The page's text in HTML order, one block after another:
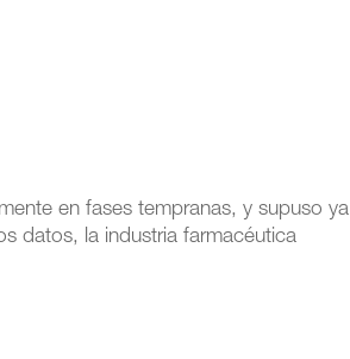
en fases tempranas, y supuso ya
datos, la industria farmacéutica